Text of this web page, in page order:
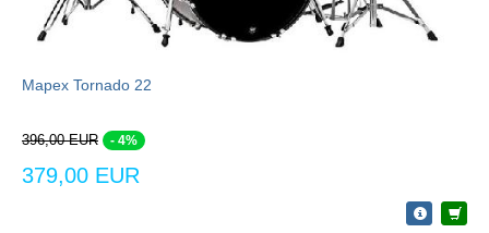
Mapex Tornado 22
396,00 EUR - 4%
379,00 EUR